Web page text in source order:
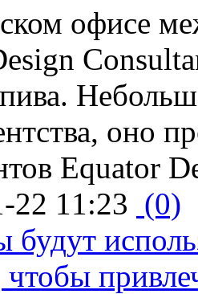
офисе
оно
Equator
22 11:23 (0)
будут